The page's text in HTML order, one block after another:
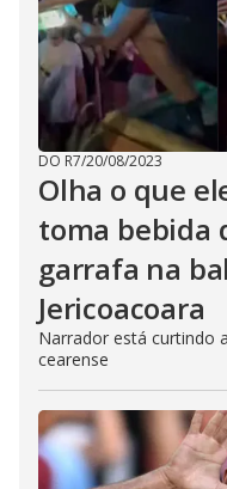
DO R7/20/08/2023
Olha o que
toma bebida
garrafa na
Jericoacoara
Narrador está curtindo
cearense